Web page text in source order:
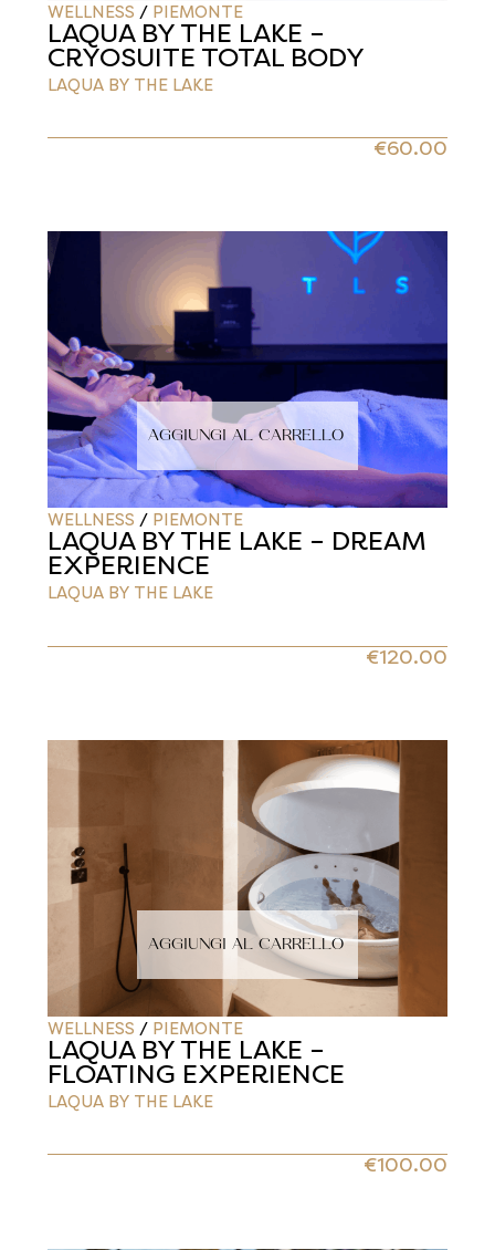
WELLNESS / PIEMONTE
LAQUA BY THE LAKE –
CRYOSUITE TOTAL BODY
LAQUA BY THE LAKE
€60.00
AGGIUNGI AL CARRELLO
WELLNESS / PIEMONTE
LAQUA BY THE LAKE – DREAM
EXPERIENCE
LAQUA BY THE LAKE
€120.00
AGGIUNGI AL CARRELLO
WELLNESS / PIEMONTE
LAQUA BY THE LAKE –
FLOATING EXPERIENCE
LAQUA BY THE LAKE
€100.00